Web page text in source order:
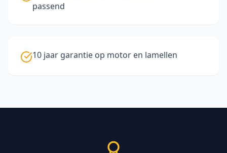
passend
10 jaar garantie op motor en lamellen